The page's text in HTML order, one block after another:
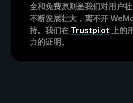
全和免费原则是我们对用户
不断发展壮大，离不开
持。我们在 Trustpilot 上的
力的证明。